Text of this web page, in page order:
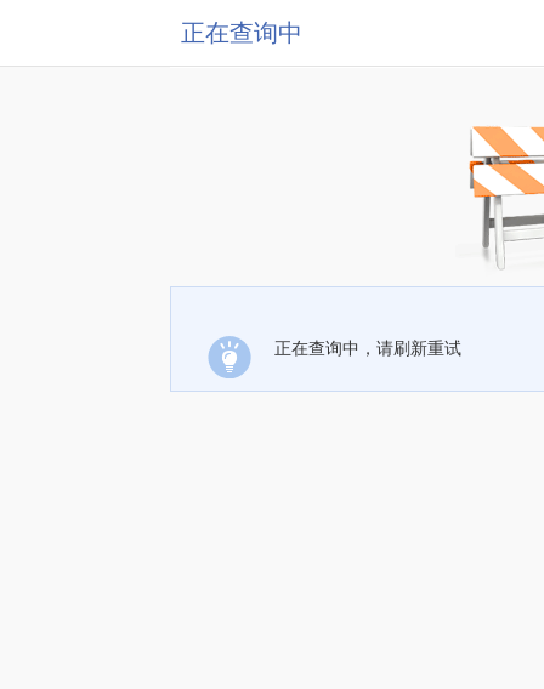
正在查询中
正在查询中，请刷新重试